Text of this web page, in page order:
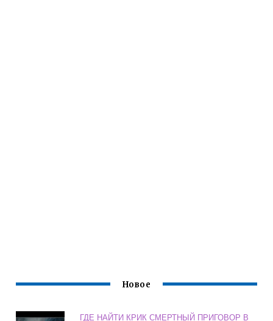
Новое
ГДЕ НАЙТИ КРИК СМЕРТНЫЙ ПРИГОВОР В